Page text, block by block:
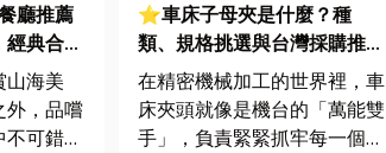
廳推薦
典合菜
山海美
外，品嚐
可錯過
⭐車床子母夾是什麼？種
類、規格挑選與台灣採購推薦
完整指南
在精密機械加工的世界裡，車
床夾頭就像是機台的「萬能雙
手」，負責緊緊抓牢每一個旋